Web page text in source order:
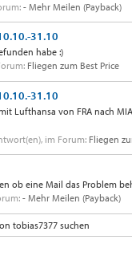
- Mehr Meilen (Payback)
31.10
habe :)
Fliegen zum Best Price
31.10
Lufthansa von FRA nach
im Forum: Fliegen
ob eine Mail das Problem
- Mehr Meilen (Payback)
tobias7377 suchen